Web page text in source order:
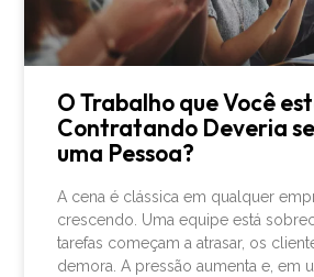
O Trabalho que Você
Contratando Deveria
uma Pessoa?
A cena é clássica em qualquer
crescendo. Uma equipe está
tarefas começam a atrasar, os
demora. A pressão aumenta e, em